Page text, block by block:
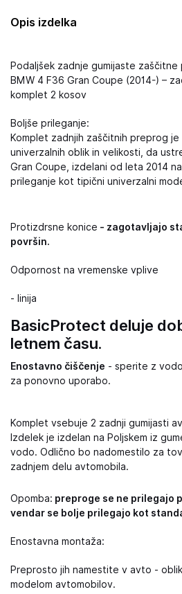
Opis izdelka
Podaljšek zadnje gumijaste
BMW 4 F36 Gran Coupe (2014-) –
komplet 2 kosov
Boljše prileganje:
Komplet zadnjih zaščitnih preprog
univerzalnih oblik in velikosti, da
Gran Coupe, izdelani od leta 2014
prileganje kot tipični univerzalni
Protizdrsne konice - zagotavljajo
površin.
Odpornost na vremenske vplive
- linija
BasicProtect deluje
letnem času.
Enostavno čiščenje - sperite z
za ponovno uporabo.
Komplet vsebuje 2 zadnji gumijasti
Izdelek je izdelan na Poljskem iz
vodo. Odlično bo nadomestilo za
zadnjem delu avtomobila.
Opomba: preproge se ne prilegajo
vendar se bolje prilegajo kot
Enostavna montaža:
Preprosto jih namestite v avto -
modelom avtomobilov.